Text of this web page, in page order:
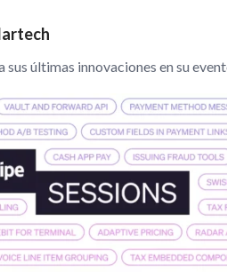
sus últimas innovaciones en su